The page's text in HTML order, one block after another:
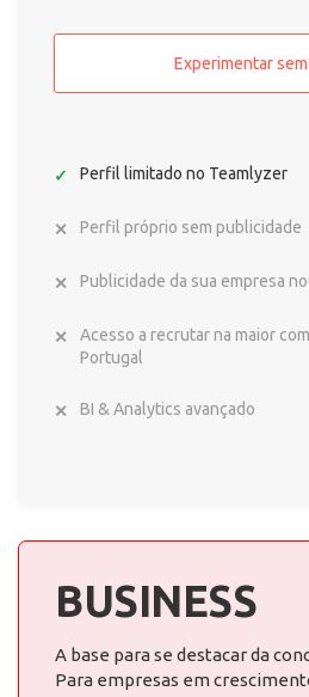
Experimentar
Perfil limitado no Teamlyzer
Perfil próprio sem publicidade
Publicidade da sua empresa
Acesso a recrutar na maior
Portugal
BI & Analytics avançado
BUSINESS
A base para se destacar da
Para empresas em